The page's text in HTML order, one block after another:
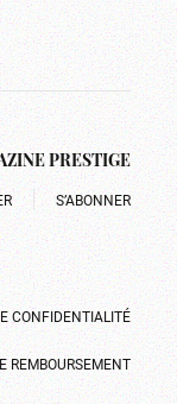
PRESTIGE
S’ABONNER
CONFIDENTIALITÉ
REMBOURSEMENT